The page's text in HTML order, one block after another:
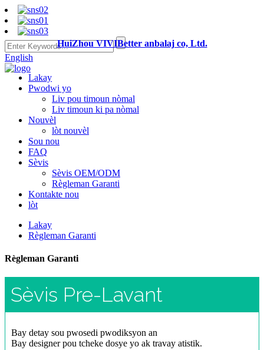
English
HuiZhou VIVIBetter anbalaj co, Ltd.
Lakay
Pwodwi yo
Liv pou timoun nòmal
Liv timoun ki pa nòmal
Nouvèl
lòt nouvèl
Sou nou
FAQ
Sèvis
Sèvis OEM/ODM
Règleman Garanti
Kontakte nou
lòt
Lakay
Règleman Garanti
Règleman Garanti
Sèvis Pre-Lavant
Bay detay sou pwosedi pwodiksyon an
Bay designer pou tcheke dosye yo ak travay atistik.